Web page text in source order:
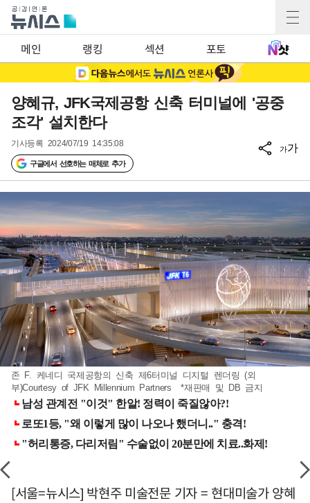
메인 랭킹 섹션 포토
양혜규, JFK국제공항 신축 터미널에 '공중
조각' 설치한다
기사등록 2024/07/19 14:35:08
구글에서 선호하는 매체로 추가
가가
존 F. 케네디 국제공항의 신축 제6터미널 디지털 렌더링 (외
부)Courtesy of JFK Millennium Partners *재판매 및 DB 금지
[서울=뉴시스] 박현주 미술전문 기자 = 현대미술가 양혜